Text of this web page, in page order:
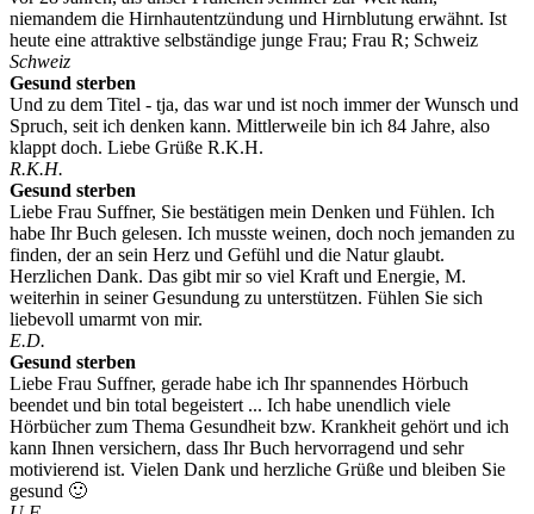
niemandem die Hirnhautentzündung und Hirnblutung erwähnt. Ist
heute eine attraktive selbständige junge Frau; Frau R; Schweiz
Schweiz
Gesund sterben
Und zu dem Titel - tja, das war und ist noch immer der Wunsch und
Spruch, seit ich denken kann. Mittlerweile bin ich 84 Jahre, also
klappt doch. Liebe Grüße R.K.H.
R.K.H.
Gesund sterben
Liebe Frau Suffner, Sie bestätigen mein Denken und Fühlen. Ich
habe Ihr Buch gelesen. Ich musste weinen, doch noch jemanden zu
finden, der an sein Herz und Gefühl und die Natur glaubt.
Herzlichen Dank. Das gibt mir so viel Kraft und Energie, M.
weiterhin in seiner Gesundung zu unterstützen. Fühlen Sie sich
liebevoll umarmt von mir.
E.D.
Gesund sterben
Liebe Frau Suffner, gerade habe ich Ihr spannendes Hörbuch
beendet und bin total begeistert ... Ich habe unendlich viele
Hörbücher zum Thema Gesundheit bzw. Krankheit gehört und ich
kann Ihnen versichern, dass Ihr Buch hervorragend und sehr
motivierend ist. Vielen Dank und herzliche Grüße und bleiben Sie
gesund 🙂